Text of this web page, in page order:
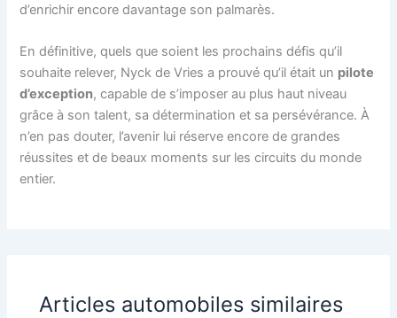
d’enrichir encore davantage son palmarès.
En définitive, quels que soient les prochains défis qu’il
souhaite relever, Nyck de Vries a prouvé qu’il était un pilote
d’exception, capable de s’imposer au plus haut niveau
grâce à son talent, sa détermination et sa persévérance. À
n’en pas douter, l’avenir lui réserve encore de grandes
réussites et de beaux moments sur les circuits du monde
entier.
Articles automobiles similaires